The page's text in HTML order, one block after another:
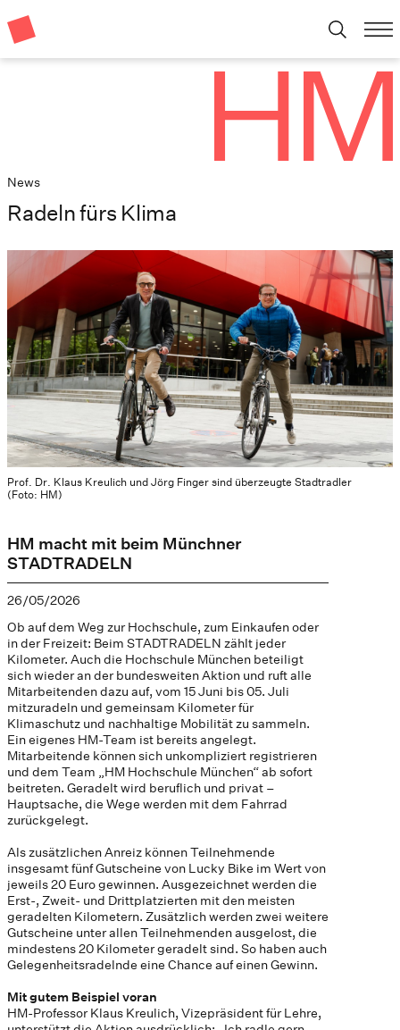
News
Radeln fürs Klima
Prof. Dr. Klaus Kreulich und Jörg Finger sind überzeugte Stadtradler
(Foto: HM)
HM macht mit beim Münchner
STADTRADELN
26/05/2026
Ob auf dem Weg zur Hochschule, zum Einkaufen oder
in der Freizeit: Beim STADTRADELN zählt jeder
Kilometer. Auch die Hochschule München beteiligt
sich wieder an der bundesweiten Aktion und ruft alle
Mitarbeitenden dazu auf, vom 15 Juni bis 05. Juli
mitzuradeln und gemeinsam Kilometer für
Klimaschutz und nachhaltige Mobilität zu sammeln.
Ein eigenes HM-Team ist bereits angelegt.
Mitarbeitende können sich unkompliziert registrieren
und dem Team „HM Hochschule München“ ab sofort
beitreten. Geradelt wird beruflich und privat –
Hauptsache, die Wege werden mit dem Fahrrad
zurückgelegt.
Als zusätzlichen Anreiz können Teilnehmende
insgesamt fünf Gutscheine von Lucky Bike im Wert von
jeweils 20 Euro gewinnen. Ausgezeichnet werden die
Erst-, Zweit- und Drittplatzierten mit den meisten
geradelten Kilometern. Zusätzlich werden zwei weitere
Gutscheine unter allen Teilnehmenden ausgelost, die
mindestens 20 Kilometer geradelt sind. So haben auch
Gelegenheitsradelnde eine Chance auf einen Gewinn.
Mit gutem Beispiel voran
HM-Professor Klaus Kreulich, Vizepräsident für Lehre,